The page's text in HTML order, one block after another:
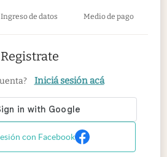
Ingreso de datos Medio de pago
Registrate
Iniciá sesión acá
con Facebook